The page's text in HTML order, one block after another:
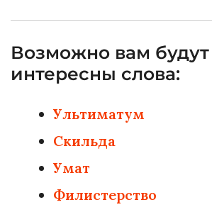
Возможно вам будут
интересны слова:
Ультиматум
Скильда
Умат
Филистерство